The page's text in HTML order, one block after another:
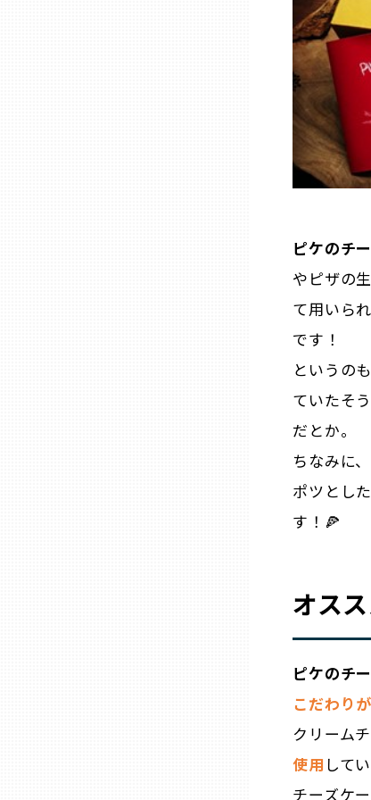
ピケのチ
やピザの
て用いら
です！
というの
ていたそ
だとか。
ちなみに、
ポツとし
す！🍕
オス
ピケのチ
こだわり
クリーム
使用 して
チーズケ